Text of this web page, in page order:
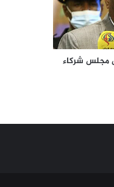
مجلس شركاء